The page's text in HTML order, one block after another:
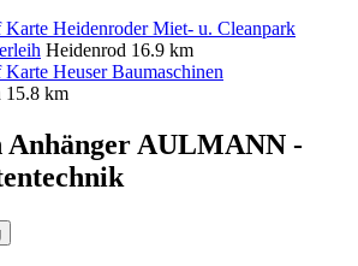
Heidenroder Miet- u. Cleanpark
Heidenrod 16.9 km
Heuser Baumaschinen
15.8 km
Anhänger AULMANN -